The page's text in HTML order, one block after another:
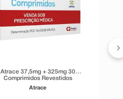
Atrace 37,5mg + 325mg 30
Comprimidos Revestidos
Atrace